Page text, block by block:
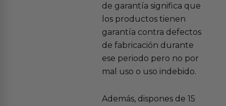
de garantía significa que
los productos tienen
garantía contra defectos
de fabricación durante
ese periodo pero no por
mal uso o uso indebido.
Además, dispones de 15